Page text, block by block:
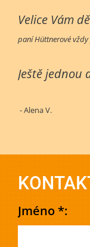
Velice Vám
paní Hüttnerové vždy
Ještě jednou
- Alena V.
Jméno *: